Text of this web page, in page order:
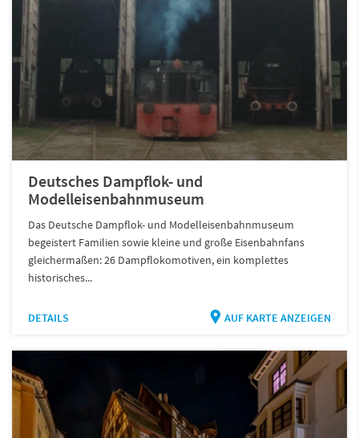
Deutsches Dampflok- und
Modelleisenbahnmuseum
Das Deutsche Dampflok- und Modelleisenbahnmuseum
begeistert Familien sowie kleine und große Eisenbahnfans
gleichermaßen: 26 Dampflokomotiven, ein komplettes
historisches...
DETAILS AUF KARTE ANZEIGEN